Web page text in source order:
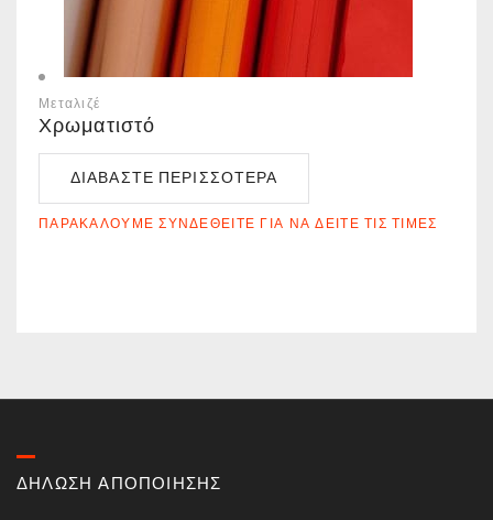
Μεταλιζέ
Χρωματιστό
ΔΙΑΒΆΣΤΕ ΠΕΡΙΣΣΌΤΕΡΑ
ΠΑΡΑΚΑΛΟΎΜΕ ΣΥΝΔΕΘΕΊΤΕ ΓΙΑ ΝΑ ΔΕΊΤΕ ΤΙΣ ΤΙΜΈΣ
ΔΗΛΩΣΗ ΑΠΟΠΟΙΗΣΗΣ